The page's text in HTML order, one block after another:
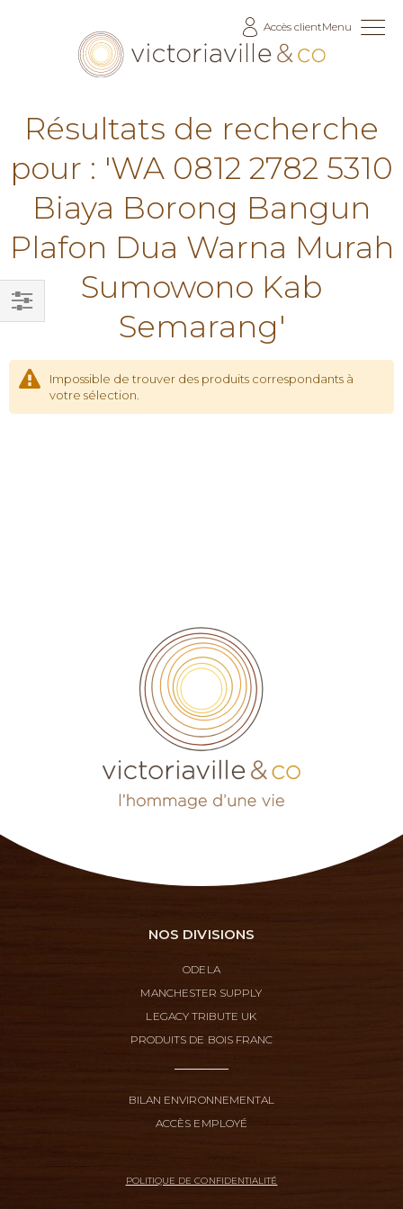
Accès clientMenu
Résultats de recherche
pour : 'WA 0812 2782 5310
Biaya Borong Bangun
Plafon Dua Warna Murah
Sumowono Kab
Semarang'
Impossible de trouver des produits correspondants à
votre sélection.
Filtrer
NOS DIVISIONS
ODELA
MANCHESTER SUPPLY
LEGACY TRIBUTE UK
PRODUITS DE BOIS FRANC
BILAN ENVIRONNEMENTAL
ACCÈS EMPLOYÉ
POLITIQUE DE CONFIDENTIALITÉ